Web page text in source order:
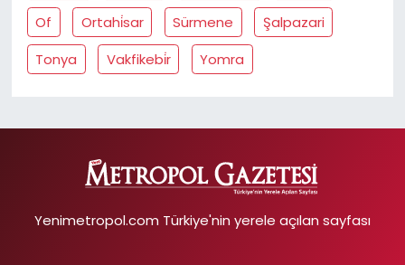
Of
Ortahi̇sar Sürmene
Şalpazari
Tonya
Vakfikebi̇r Yomra
Yenimetropol.com Türkiye'nin yerele açılan sayfası